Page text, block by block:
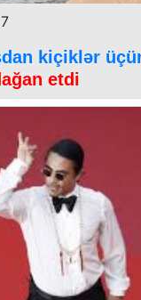
kiçiklər
etdi